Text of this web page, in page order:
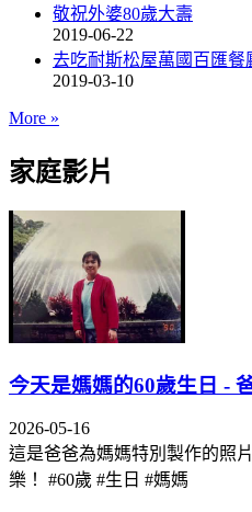
敬祝外婆80歲大壽
2019-06-22
去吃耐斯松屋萬國百匯餐
2019-03-10
More »
家庭影片
今天是媽媽的60歲生日 -
2026-05-16
這是爸爸為媽媽特別製作的照
樂！ #60歲 #生日 #媽媽